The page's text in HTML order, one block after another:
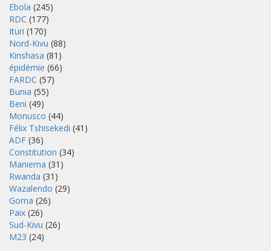
Ebola (245)
RDC (177)
Ituri (170)
Nord-Kivu (88)
Kinshasa (81)
épidémie (66)
FARDC (57)
Bunia (55)
Beni (49)
Monusco (44)
Félix Tshisekedi (41)
ADF (36)
Constitution (34)
Maniema (31)
Rwanda (31)
Wazalendo (29)
Goma (26)
Paix (26)
Sud-Kivu (26)
M23 (24)